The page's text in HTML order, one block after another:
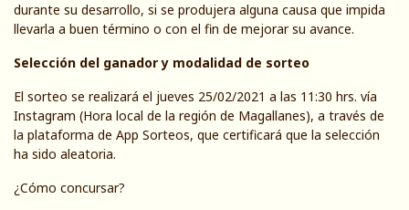
durante su desarrollo, si se produjera alguna causa que impida
llevarla a buen término o con el fin de mejorar su avance.
Selección del ganador y modalidad de sorteo
El sorteo se realizará el jueves 25/02/2021 a las 11:30 hrs. vía
Instagram (Hora local de la región de Magallanes), a través de
la plataforma de App Sorteos, que certificará que la selección
ha sido aleatoria.
¿Cómo concursar?